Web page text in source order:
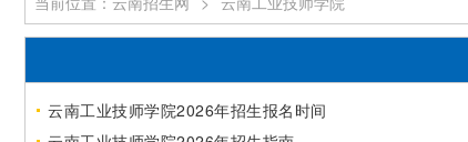
云南工业技师学院2026年招生报名时间